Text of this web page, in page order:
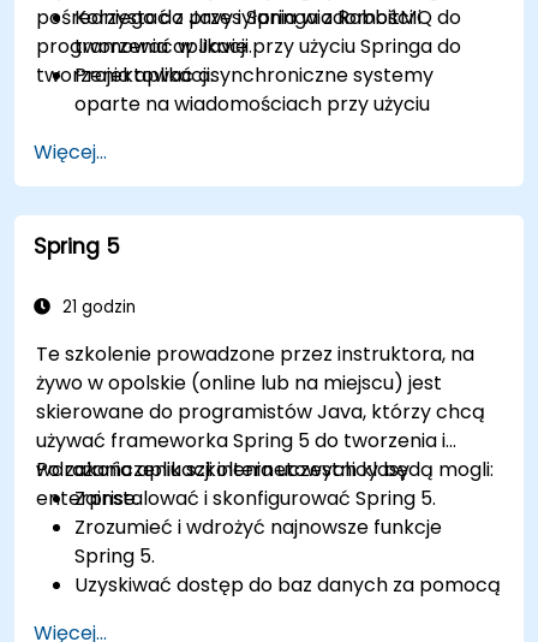
pośredniego do przesyłania wiadomości i
programować w Javie przy użyciu Springa do
tworzenia aplikacji.
Korzystać z Javy i Springa z RabbitMQ do
tworzenia aplikacji.
Projektować asynchroniczne systemy
oparte na wiadomościach przy użyciu
Tworzyć i stosować kolejki, tematy, wymiany
i powiązania w RabbitMQ.
Więcej...
Spring 5
21 godzin
Te szkolenie prowadzone przez instruktora, na
żywo w opolskie (online lub na miejscu) jest
skierowane do programistów Java, którzy chcą
używać frameworka Spring 5 do tworzenia i
wdrażania aplikacji internetowych klasy
enterprise.
Po zakończeniu szkolenia uczestnicy będą mogli:
Zainstalować i skonfigurować Spring 5.
Zrozumieć i wdrożyć najnowsze funkcje
Spring 5.
Uzyskiwać dostęp do baz danych za pomocą
Więcej...